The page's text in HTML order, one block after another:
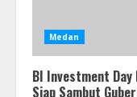
Medan
BI Investment Day
Siap Sambut